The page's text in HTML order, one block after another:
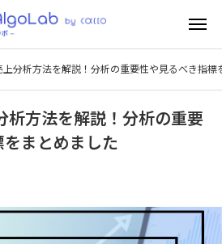
上分析方法を解説！分析の重要性や見るべき指標
析方法を解説！分析の重要
まとめました